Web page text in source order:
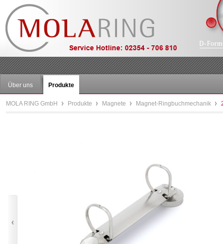
Über uns Produkte
MOLA RING GmbH Produkte Magnete Magnet-Ringbuchmechanik